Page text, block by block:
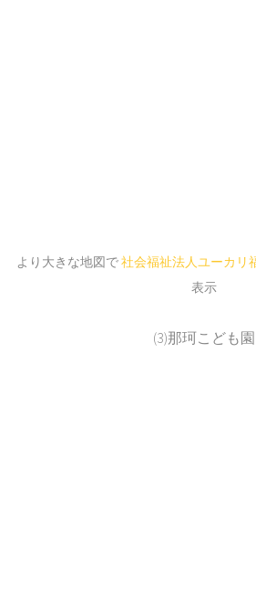
より大きな地図で社会福祉法人ユーカリ
表示
(3)那珂こども園